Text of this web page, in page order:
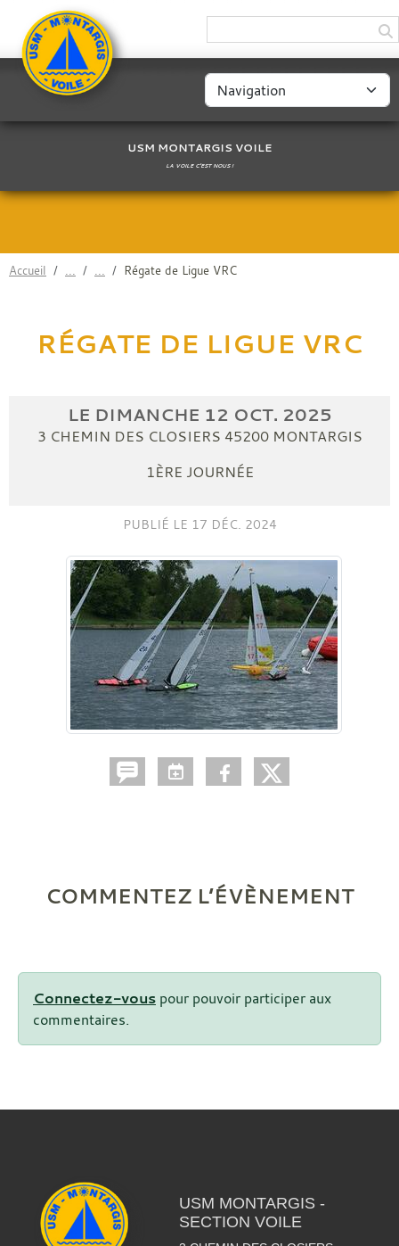
USM MONTARGIS VOILE
LA VOILE C'EST NOUS !
Accueil Régate de Ligue VRC
RÉGATE DE LIGUE VRC
LE DIMANCHE 12 OCT. 2025
3 CHEMIN DES CLOSIERS 45200 MONTARGIS
1ÈRE JOURNÉE
PUBLIÉ LE 17 DÉC. 2024
COMMENTEZ L’ÉVÈNEMENT
Connectez-vous pour pouvoir participer aux
commentaires.
USM MONTARGIS -
SECTION VOILE
Panneau de gestion des cookies